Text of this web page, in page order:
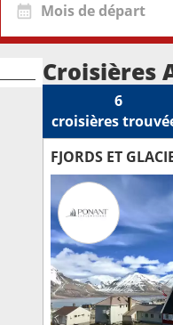
Mois de départ
Croisières
6
croisières
FJORDS ET